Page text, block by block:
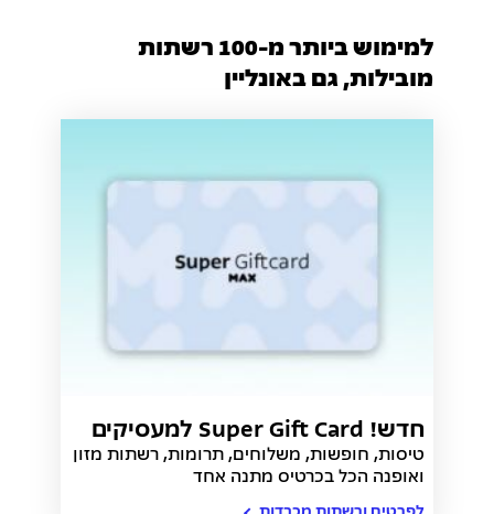
למימוש ביותר מ-100 רשתות
מובילות, גם באונליין
חדש! Super Gift Card למעסיקים
טיסות, חופשות, משלוחים, תרומות, רשתות מזון
ואופנה הכל בכרטיס מתנה אחד
לפרטים ורשתות מכבדות